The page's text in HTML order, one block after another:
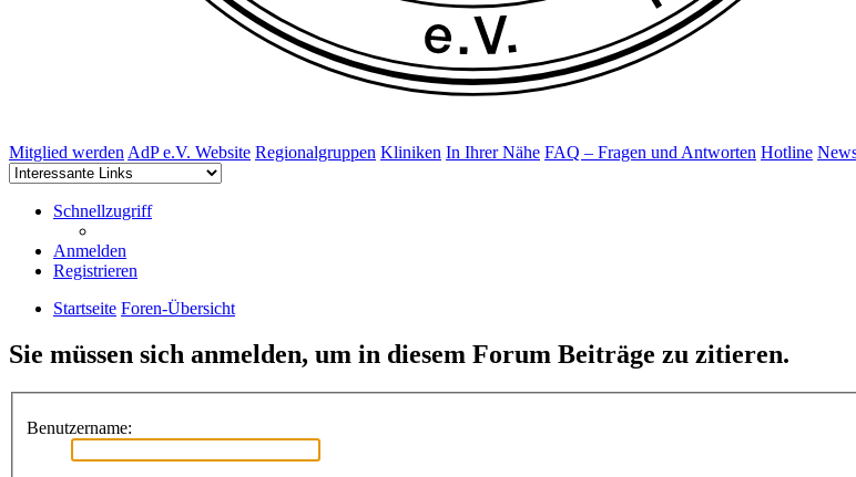
Mitglied werden AdP e.V. Website Regionalgruppen Kliniken In Ihrer Nähe FAQ – Fragen und Antworten Hotline
Schnellzugriff
Anmelden
Registrieren
Startseite Foren-Übersicht
Sie müssen sich anmelden, um in diesem Forum Beiträge zu zitieren.
Benutzername: